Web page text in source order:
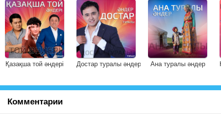
Қазақша той әндері Достар туралы әндер Ана туралы әндер
Комментарии